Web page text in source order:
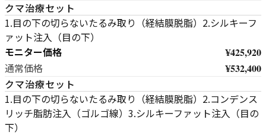
クマ治療セット
1.目の下の切らないたるみ取り（経結膜脱脂）2.シルキーフ
ァット注入（目の下）
モニター価格 ¥425,920
通常価格 ¥532,400
クマ治療セット
1.目の下の切らないたるみ取り（経結膜脱脂）2.コンデンス
リッチ脂肪注入（ゴルゴ線）3.シルキーファット注入（目の
下）